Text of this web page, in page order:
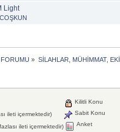
Light
» SİLAHLAR, MÜHİMMAT,
ileti içermektedir)
ileti içermektedir)
Kilitli Konu
Sabit Konu
Anket